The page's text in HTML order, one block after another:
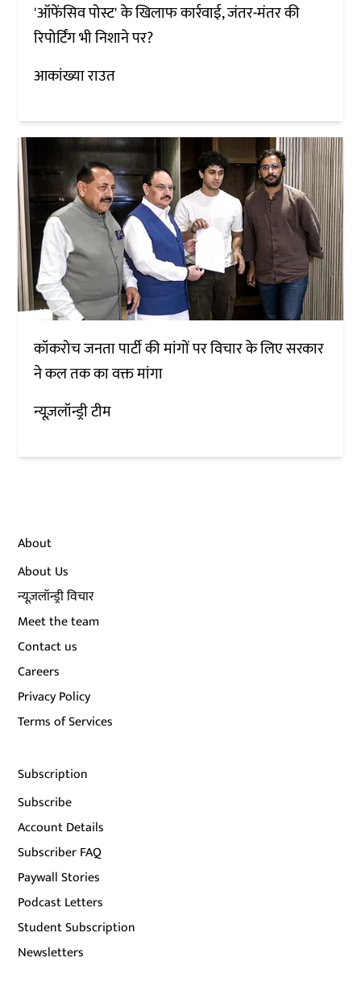
'ऑफेंसिव पोस्ट' के खिलाफ कार्रवाई, जंतर-मंतर की
रिपोर्टिंग भी निशाने पर?
आकांख्या राउत
कॉकरोच जनता पार्टी की मांगों पर विचार के लिए सरकार
ने कल तक का वक्त मांगा
न्यूज़लॉन्ड्री टीम
About
About Us
न्यूज़लॉन्ड्री विचार
Meet the team
Contact us
Careers
Privacy Policy
Terms of Services
Subscription
Subscribe
Account Details
Subscriber FAQ
Paywall Stories
Podcast Letters
Student Subscription
Newsletters